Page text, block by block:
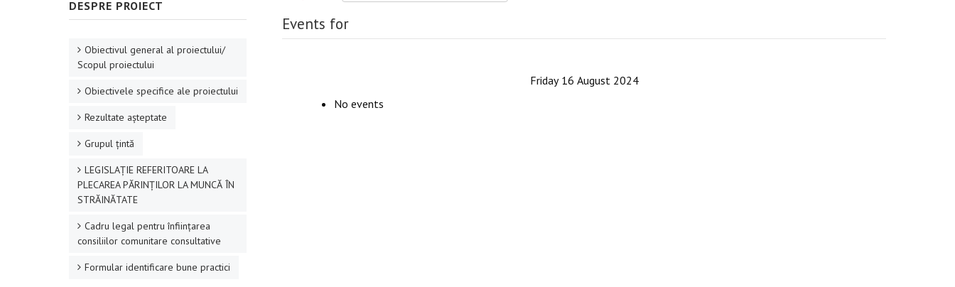
Events for
Friday 16 August 2024
No events
DESPRE PROIECT
Obiectivul general al proiectului/
Scopul proiectului
Obiectivele specifice ale proiectului
Rezultate aşteptate
Grupul ţintă
LEGISLAȚIE REFERITOARE LA
PLECAREA PĂRINȚILOR LA MUNCĂ ÎN
STRĂINĂTATE
Cadru legal pentru înființarea
consiliilor comunitare consultative
Formular identificare bune practici